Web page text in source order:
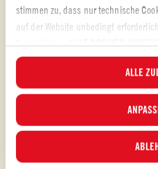
stimmen zu, dass nur technische
auf der Website unbedingt
Kategorien zu, einschließlich
ALLE COOKIES
Cookies und anonymisierte
Banner können Sie die Kategorien
möchten, durch Ankreuzen und
“ an- oder abwählen.
jederzeit auswählen, welchen
ALLE